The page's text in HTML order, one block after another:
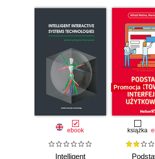
ebook
Intelligent
Promocja
książka